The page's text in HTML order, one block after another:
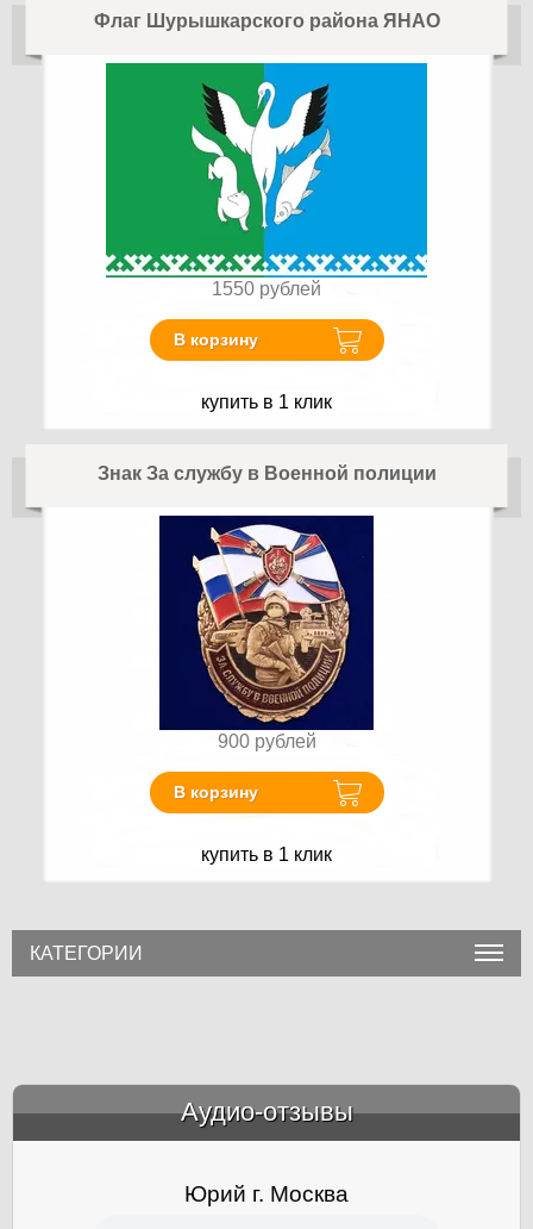
Флаг Шурышкарского района ЯНАО
1550 рублей
В корзину
купить в 1 клик
Знак За службу в Военной полиции
900 рублей
В корзину
купить в 1 клик
КАТЕГОРИИ
Аудио-отзывы
Юрий г. Москва